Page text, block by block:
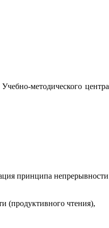
методического центра
принципа непрерывности
(продуктивного чтения),